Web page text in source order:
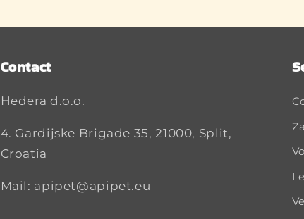
Contact
Hedera d.o.o.
4. Gardijske Brigade 35, 21000, Split,
Croatia
Mail: apipet@apipet.eu